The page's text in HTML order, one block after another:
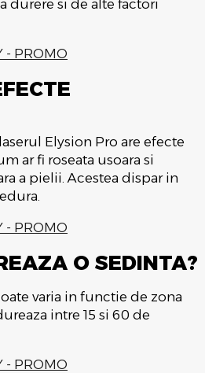
durere si de alte factori
- PROMO
Elysion Pro are efecte
ar fi roseata usoara si
a pielii. Acestea dispar in
- PROMO
O SEDINTA?
varia in functie de zona
intre 15 si 60 de
- PROMO